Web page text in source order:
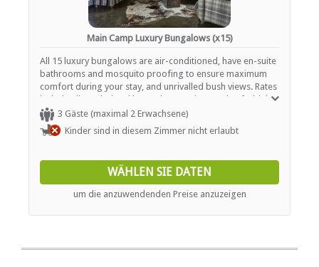
Parkplatz (abseits der Straße)
Dachdeck
Safe (Rezeption)
Sicherheit (Wache)
Rauchen: Nicht drinnen
Schwimmbad
Weckrufe
FUNKTIONEN
Audio-visuelle Ausrüstung
Catering (hausintern)
Internetverbindung (drahtlos)
Main Camp Luxury Bungalows (x15)
All 15 luxury bungalows are air-conditioned, have en-suite
bathrooms and mosquito proofing to ensure maximum
comfort during your stay, and unrivalled bush views. Rates
include all meals; local beers, house wines and soft drinks;
two daily game drives; and guided safari walks with
refreshments. Children from 6 years and older are
allowed at the lodge.
3 Gäste (maximal 2 Erwachsene)
Kinder sind in diesem Zimmer nicht erlaubt
WÄHLEN SIE DATEN
um die anzuwendenden Preise anzuzeigen